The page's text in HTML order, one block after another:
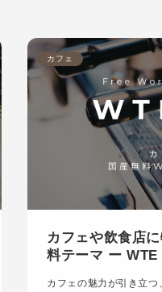
カフェ
カフェや飲食店
料テーマ ー
カフェの魅力が引き立